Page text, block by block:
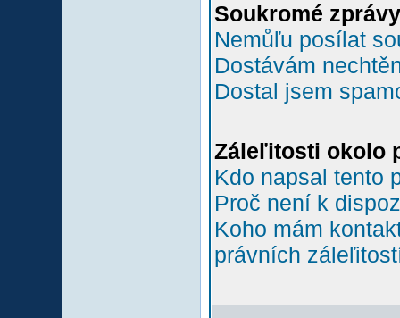
Soukromé zprávy
Nemůľu posílat
Dostávám
Dostal jsem
Záleľitosti okolo
Kdo napsal tento
Proč není k
Koho mám
právních